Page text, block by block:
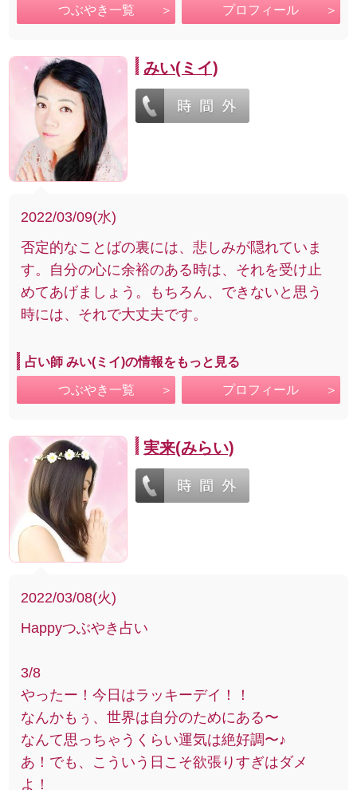
つぶやき一覧 プロフィール
みい(ミイ)
2022/03/09(水)
否定的なことばの裏には、悲しみが隠れていま
す。自分の心に余裕のある時は、それを受け止
めてあげましょう。もちろん、できないと思う
時には、それで大丈夫です。
占い師 みい(ミイ)の情報をもっと見る
つぶやき一覧 プロフィール
実来(みらい)
2022/03/08(火)
Happyつぶやき占い
3/8
やったー！今日はラッキーデイ！！
なんかもぅ、世界は自分のためにある〜
なんて思っちゃうくらい運気は絶好調〜♪
あ！でも、こういう日こそ欲張りすぎはダメ
よ！